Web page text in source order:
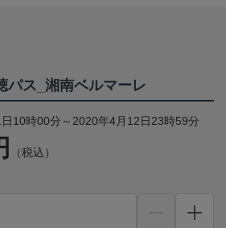
パス_湘南ベルマーレ
10時00分～2020年4月12日23時59分
（税込）